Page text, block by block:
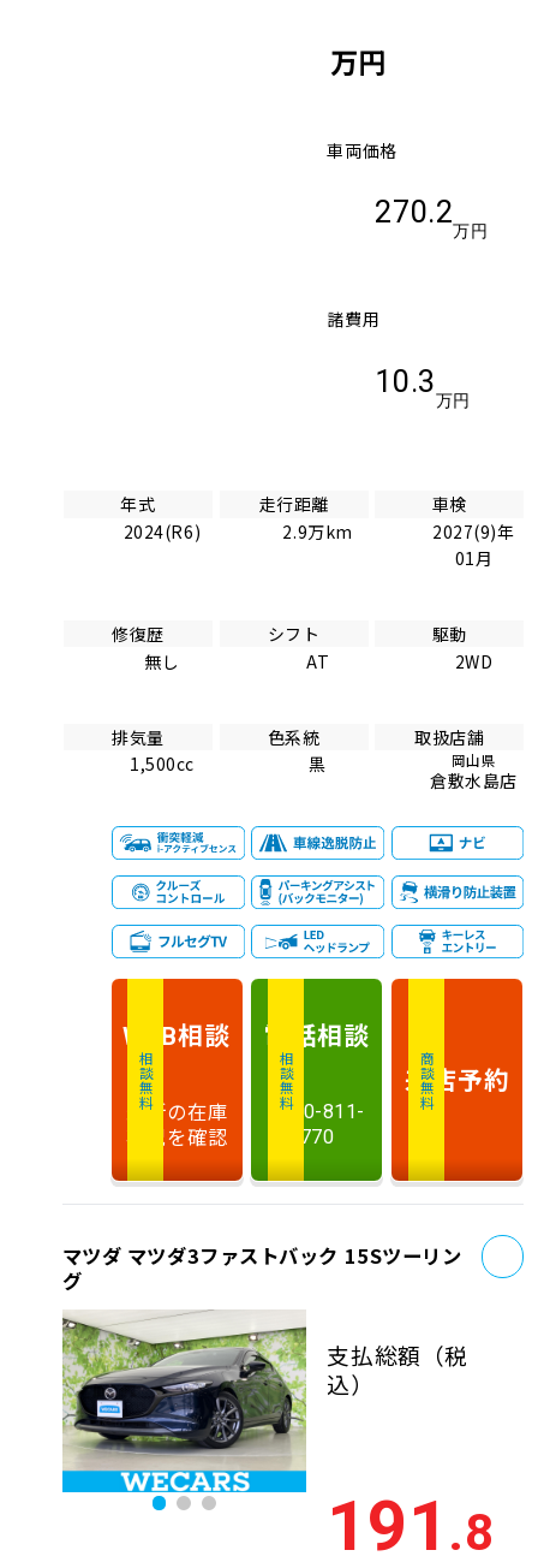
万円
車両価格
270.2
万円
諸費用
10.3
万円
年式
2024(R6)
走行距離
2.9万km
車検
2027(9)年
01月
修復歴
無し
シフト
AT
駆動
2WD
排気量
1,500cc
色系統
黒
取扱店舗
岡山県
倉敷水島店
相談無料
WEB相談
最新の在庫
状況を確認
相談無料
電話相談
0120-811-
770
商談無料
来店予約
マツダ マツダ3ファストバック 15Sツーリン
グ
支払総額 （税
込）
191 .8